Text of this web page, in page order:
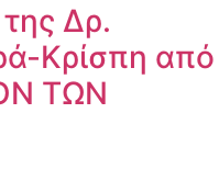
Δρ.
Κρίσπη από
ΤΩΝ